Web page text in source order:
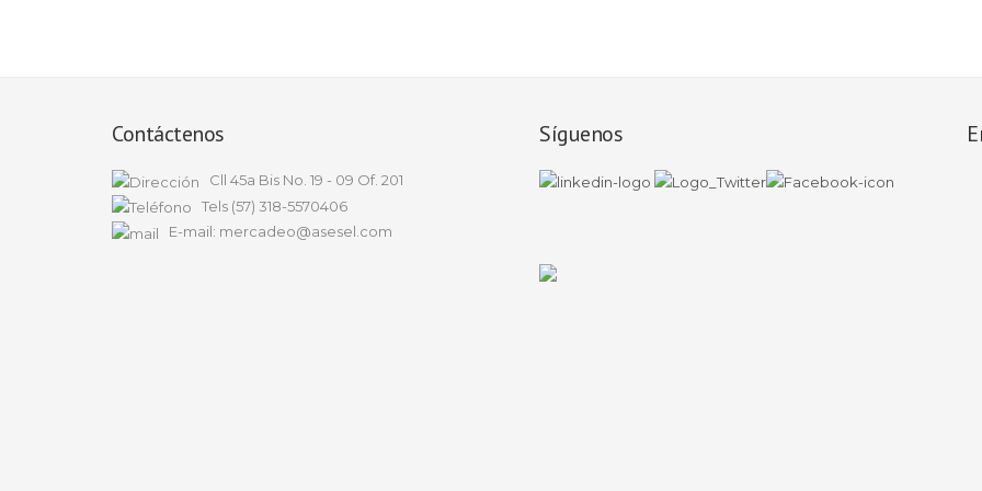
Contáctenos
Cll 45a Bis No. 19 - 09 Of. 201
Tels (57) 318-5570406
E-mail: mercadeo@asesel.com
Síguenos